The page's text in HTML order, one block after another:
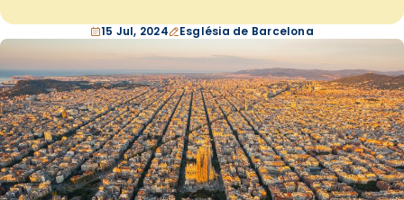
15 Jul, 2024 Església de Barcelona